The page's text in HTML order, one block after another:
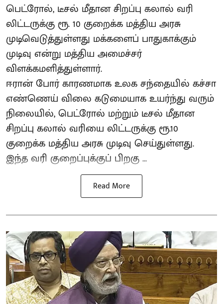
பெட்ரோல், டீசல் மீதான சிறப்பு கலால் வரி
லிட்டருக்கு ரூ. 10 குறைக்க மத்திய அரசு
முடிவெடுத்துள்ளது மக்களைப் பாதுகாக்கும்
முடிவு என்று மத்திய அமைச்சர்
விளக்கமளித்துள்ளார்.
ஈரான் போர் காரணமாக உலக சந்தையில் கச்சா
எண்ணெய் விலை கடுமையாக உயர்ந்து வரும்
நிலையில், பெட்ரோல் மற்றும் டீசல் மீதான
சிறப்பு கலால் வரியை லிட்டருக்கு ரூ.10
குறைக்க மத்திய அரசு முடிவு செய்துள்ளது.
இந்த வரி குறைப்புக்குப் பிறகு ...
Read More